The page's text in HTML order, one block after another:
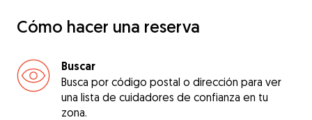
Cómo hacer una reserva
Buscar
Busca por código postal o dirección para ver
una lista de cuidadores de confianza en tu
zona.